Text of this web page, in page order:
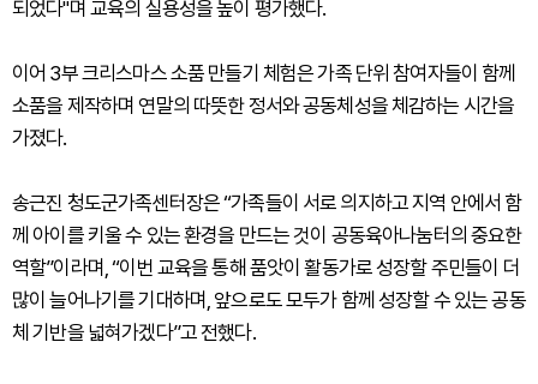
되었다"며 교육의 실용성을 높이 평가했다.
이어 3부 크리스마스 소품 만들기 체험은 가족 단위 참여자들이 함께
소품을 제작하며 연말의 따뜻한 정서와 공동체성을 체감하는 시간을
가졌다.
송근진 청도군가족센터장은 “가족들이 서로 의지하고 지역 안에서 함
께 아이를 키울 수 있는 환경을 만드는 것이 공동육아나눔터의 중요한
역할”이라며, “이번 교육을 통해 품앗이 활동가로 성장할 주민들이 더
많이 늘어나기를 기대하며, 앞으로도 모두가 함께 성장할 수 있는 공동
체 기반을 넓혀가겠다”고 전했다.